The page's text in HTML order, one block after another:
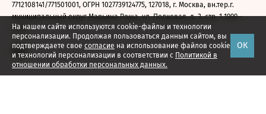
На нашем сайте используются cookie-файлы и технологии
персонализации. Продолжая пользоваться данным сайтом, вы
подтверждаете свое согласие на использование файлов cookie
и технологий персонализации в соответствии с Политикой в
отношении обработки персональных данных.
ОК
7712108141/771501001, ОГРН 1027739124775, 127018, г. Москва, вн.тер.г.
муниципальный округ Марьина Роща, ул. Полковая, д. 3, стр. 1 1999—
2026